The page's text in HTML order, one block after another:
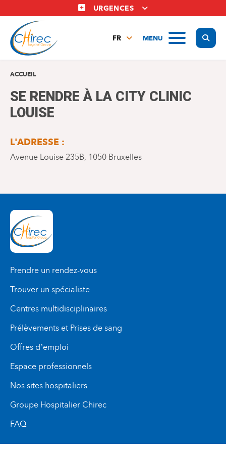
au
contenu
principal
URGENCES
MENU
FR
ACCUEIL
SE RENDRE À LA CITY CLINIC
LOUISE
L'ADRESSE :
Avenue Louise 235B, 1050 Bruxelles
Prendre un rendez-vous
Trouver un spécialiste
Centres multidisciplinaires
Prélèvements et Prises de sang
Offres d’emploi
Espace professionnels
Nos sites hospitaliers
Groupe Hospitalier Chirec
FAQ